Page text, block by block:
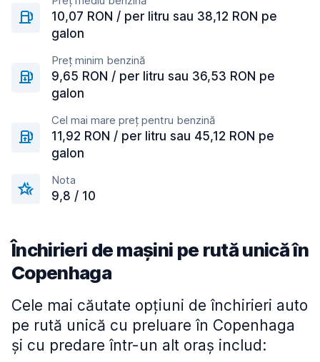
10,07 RON / per litru sau 38,12 RON pe
galon
Preț minim benzină
9,65 RON / per litru sau 36,53 RON pe
galon
Cel mai mare preț pentru benzină
11,92 RON / per litru sau 45,12 RON pe
galon
Nota
9,8 / 10
Închirieri de mașini pe rută unică în
Copenhaga
Cele mai căutate opțiuni de închirieri auto
pe rută unică cu preluare în Copenhaga
și cu predare într-un alt oraș includ: